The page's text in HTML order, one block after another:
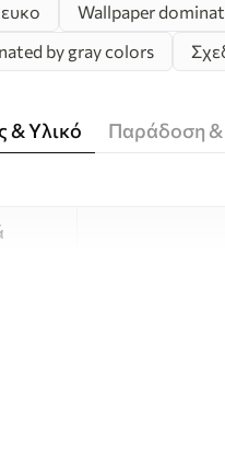
Wallpaper
by gray colors
& Υλικό Παράδοση